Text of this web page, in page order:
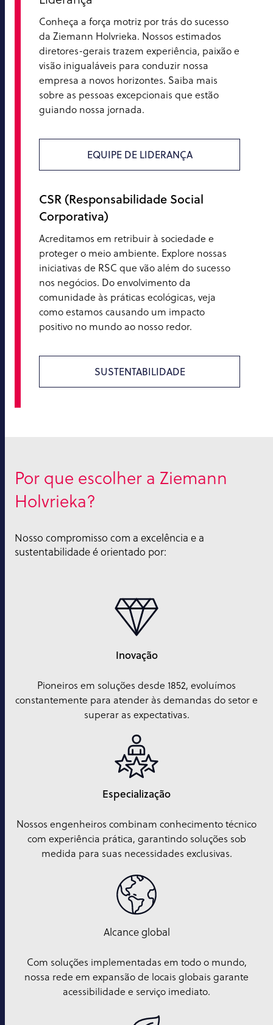
Conheça a força motriz por trás do sucesso
da Ziemann Holvrieka. Nossos estimados
diretores-gerais trazem experiência, paixão e
visão inigualáveis para conduzir nossa
empresa a novos horizontes. Saiba mais
sobre as pessoas excepcionais que estão
guiando nossa jornada.
EQUIPE DE LIDERANÇA
CSR (Responsabilidade Social
Corporativa)
Acreditamos em retribuir à sociedade e
proteger o meio ambiente. Explore nossas
iniciativas de RSC que vão além do sucesso
nos negócios. Do envolvimento da
comunidade às práticas ecológicas, veja
como estamos causando um impacto
positivo no mundo ao nosso redor.
SUSTENTABILIDADE
Por que escolher a Ziemann
Holvrieka?
Nosso compromisso com a excelência e a
sustentabilidade é orientado por:
Inovação
Pioneiros em soluções desde 1852, evoluímos
constantemente para atender às demandas do setor e
superar as expectativas.
Especialização
Nossos engenheiros combinam conhecimento técnico
com experiência prática, garantindo soluções sob
medida para suas necessidades exclusivas.
Alcance global
Com soluções implementadas em todo o mundo,
nossa rede em expansão de locais globais garante
acessibilidade e serviço imediato.